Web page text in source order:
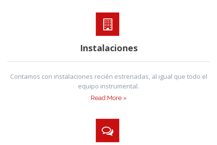
Instalaciones
Contamos con instalaciones recién estrenadas, al igual que todo el
equipo instrumental.
Read More »